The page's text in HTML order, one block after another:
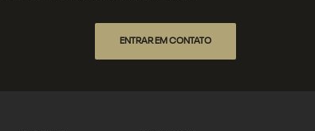
ENTRAR EM CONTATO